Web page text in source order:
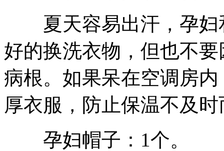
夏天容易出汗，孕妇
好的换洗衣物，但也不
病根。如果呆在空调房
厚衣服，防止保温不及
孕妇帽子：1个。